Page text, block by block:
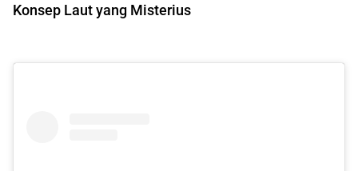
Konsep Laut yang Misterius